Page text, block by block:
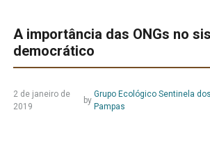
A importância das ONGs no
democrático
2 de janeiro de
2019
by
Grupo Ecológico Sentinela dos
Pampas